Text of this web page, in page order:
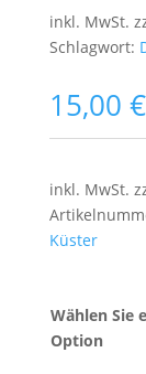
inkl. MwSt.
Schlagwort:
15,00 €
inkl. MwSt.
Küster
Wählen Sie
Option